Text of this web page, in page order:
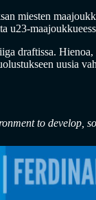
miesten
u23-
draftissa.
uusia
to develop,